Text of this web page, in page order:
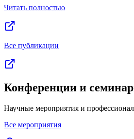
Читать полностью
Все публикации
Конференции и
Научные мероприятия и
Все мероприятия